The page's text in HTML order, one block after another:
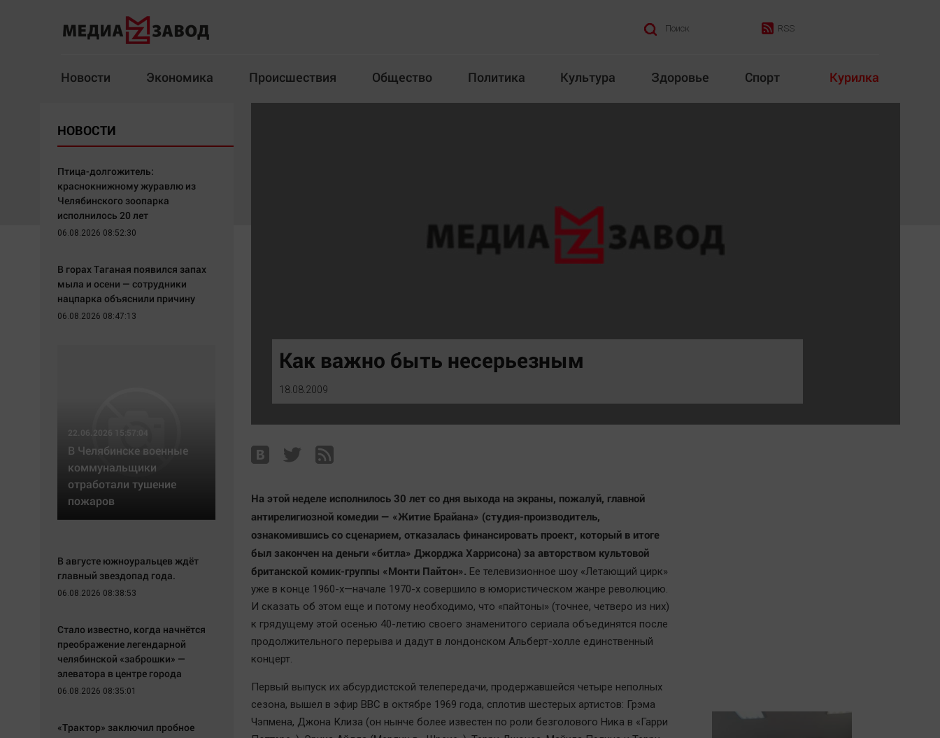
Поиск RSS
Новости Экономика Происшествия Общество Политика Культура Здоровье Спорт Курилка
Здоровье
Архив
Общество
Политика
Экономика
Технологии
Отраслевые темы
Медиаграмотность
Челябинск космический
Другие рубрики
English version
Online-консультация
Вкусное
Гороскоп
ЖКХ
Интервью
Отдых
Светская жизнь
Тенденции
Как важно быть несерьезным
18.08.2009
На этой неделе исполнилось 30 лет со дня выхода на экраны, пожалуй, главной
антирелигиозной комедии — «Житие Брайана» (студия-производитель,
ознакомившись со сценарием, отказалась финансировать проект, который в итоге
был закончен на деньги «битла» Джорджа Харрисона) за авторством культовой
британской комик-группы «Монти Пайтон». Ее телевизионное шоу «Летающий цирк»
уже в конце 1960-х—начале 1970-х совершило в юмористическом жанре революцию.
И сказать об этом еще и потому необходимо, что «пайтоны» (точнее, четверо из них)
к грядущему этой осенью 40-летию своего знаменитого сериала объединятся после
продолжительного перерыва и дадут в лондонском Альберт-холле единственный
концерт.
Первый выпуск их абсурдистской телепередачи, продержавшейся четыре неполных
сезона, вышел в эфир BBC в октябре 1969 года, сплотив шестерых артистов: Грэма
Чэпмена, Джона Клиза (он нынче более известен по роли безголового Ника в «Гарри
НОВОСТИ
Птица-долгожитель:
краснокнижному журавлю из
Челябинского зоопарка
исполнилось 20 лет
06.08.2026 08:52:30
В горах Таганая появился запах
мыла и осени — сотрудники
нацпарка объяснили причину
06.08.2026 08:47:13
22.06.2026 15:57:04
В Челябинске военные
коммунальщики
отработали тушение
пожаров
В августе южноуральцев ждёт
главный звездопад года.
06.08.2026 08:38:53
Стало известно, когда начнётся
преображение легендарной
челябинской «заброшки» —
элеватора в центре города
06.08.2026 08:35:01
«Трактор» заключил пробное